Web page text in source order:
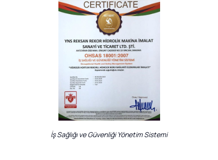
İş Sağlığı ve Güvenliği Yönetim Sistemi